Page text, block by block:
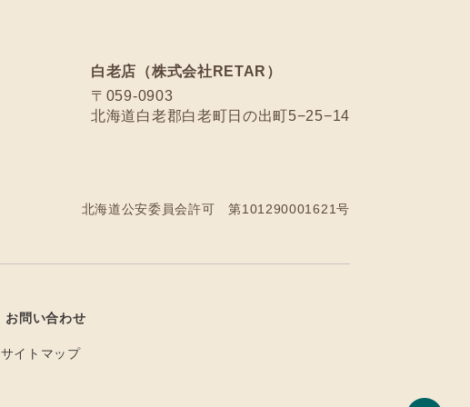
白老店（株式会社RETAR）
〒059-0903
北海道白老郡白老町日の出町5−25−14
北海道公安委員会許可 第101290001621号
お問い合わせ
サイトマップ